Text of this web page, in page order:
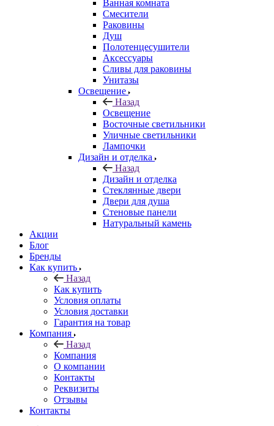
Ванная комната
Смесители
Раковины
Душ
Полотенцесушители
Аксессуары
Сливы для раковины
Унитазы
Освещение
Назад
Освещение
Восточные светильники
Уличные светильники
Лампочки
Дизайн и отделка
Назад
Дизайн и отделка
Стеклянные двери
Двери для душа
Стеновые панели
Натуральный камень
Акции
Блог
Бренды
Как купить
Назад
Как купить
Условия оплаты
Условия доставки
Гарантия на товар
Компания
Назад
Компания
О компании
Контакты
Реквизиты
Отзывы
Контакты